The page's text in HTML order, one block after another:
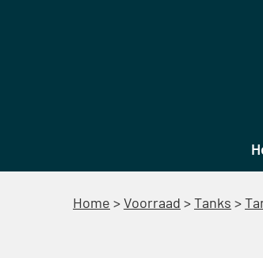
Home >Voorraad >Tanks >